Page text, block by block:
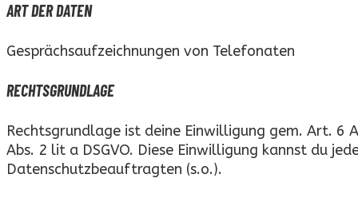
ART DER DATEN
Gesprächsaufzeichnungen von Telefonaten
RECHTSGRUNDLAGE
Rechtsgrundlage ist deine Einwilligung gem. Art. 6
Abs. 2 lit a DSGVO. Diese Einwilligung kannst du
Datenschutzbeauftragten (s.o.).